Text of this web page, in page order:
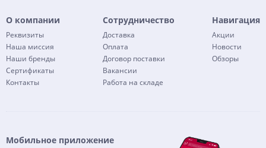
О компании
Реквизиты
Наша миссия
Наши бренды
Сертификаты
Контакты
Сотрудничество
Доставка
Оплата
Договор поставки
Вакансии
Работа на складе
Навигация
Акции
Новости
Обзоры
Мобильное приложение